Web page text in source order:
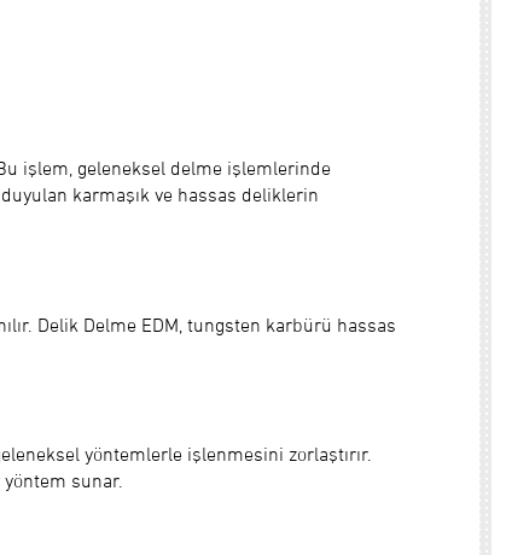
işlem, geleneksel delme işlemlerinde
karmaşık ve hassas deliklerin
Delik Delme EDM, tungsten karbürü hassas
yöntemlerle işlenmesini zorlaştırır.
sunar.